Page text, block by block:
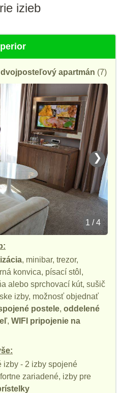
izieb
dvojposteľový apartmán (7)
❯
1 / 4
, minibar, trezor,
konvica, písací stôl,
alebo sprchovací kút, sušič
izby, možnosť objednať
postele, oddelené
, WIFI pripojenie na
izby - 2 izby spojené
zariadené, izby pre